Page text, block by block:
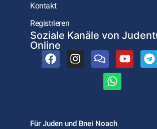
Kontakt
Registrieren
Soziale Kanäle von
Online
Für Juden und Bnei Noach